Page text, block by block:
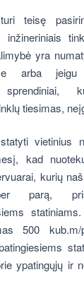
teisę
inžineriniais
yra
arba
tiesimas,
vietinius
kad
kurių
parą,
500
ypatingųjų ir